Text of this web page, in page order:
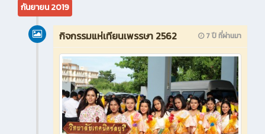
กันยายน 2019
7 ปี ที่ผ่านมา
กิจกรรมแห่เทียนเพรรษา 2562